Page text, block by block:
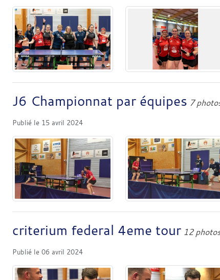
J6 Championnat par équipes 7
Publié le 15 avril 2024
criterium federal 4eme tour 12
Publié le 06 avril 2024